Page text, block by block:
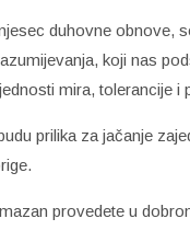
duhovne obnove,
koji nas
mira, tolerancije i
prilika za jačanje
provedete u